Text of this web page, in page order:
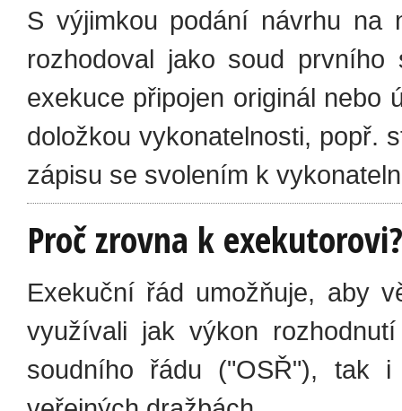
S výjimkou podání návrhu
rozhodoval jako soud
exekuce připojen originál nebo
doložkou vykonatelnosti, popř.
zápisu se svolením k
Proč zrovna k exekutorovi?
Exekuční řád umožňuje, aby
využívali jak výkon
soudního řádu ("OSŘ"), tak